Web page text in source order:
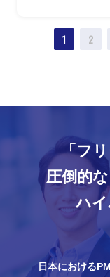
1 2
「フ
圧倒的
ハイ
日本における